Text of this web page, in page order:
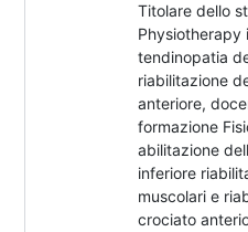
Titolare dello
Physiotherapy
tendinopatia
riabilitazione
anteriore,
formazione
abilitazione
inferiore
muscolari e
crociato